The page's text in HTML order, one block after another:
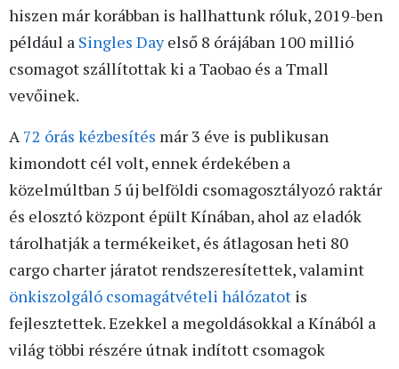
hiszen már korábban is hallhattunk róluk, 2019-ben
például a Singles Dayelső 8 órájában 100 millió
csomagot szállítottak ki a Taobao és a Tmall
vevőinek.
A72 órás kézbesítés már 3 éve is publikusan
kimondott cél volt, ennek érdekében a
közelmúltban 5 új belföldi csomagosztályozó raktár
és elosztó központ épült Kínában, ahol az eladók
tárolhatják a termékeiket, és átlagosan heti 80
cargo charter járatot rendszeresítettek, valamint
önkiszolgáló csomagátvételi hálózatot is
fejlesztettek. Ezekkel a megoldásokkal a Kínából a
világ többi részére útnak indított csomagok